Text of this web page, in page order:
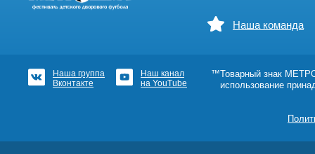
Наша команда
Наша группа
Вконтакте
Наш канал
на YouTube
™Товарный знак
использование